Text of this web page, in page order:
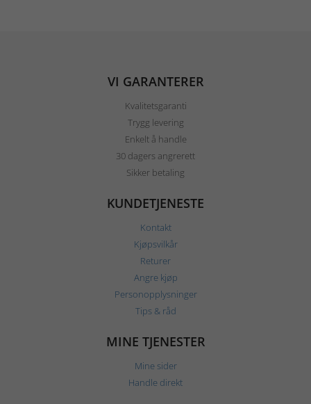
VI GARANTERER
Kvalitetsgaranti
Trygg levering
Enkelt å handle
30 dagers angrerett
Sikker betaling
KUNDETJENESTE
Kontakt
Kjøpsvilkår
Returer
Angre kjøp
Personopplysninger
Tips & råd
MINE TJENESTER
Mine sider
Handle direkt